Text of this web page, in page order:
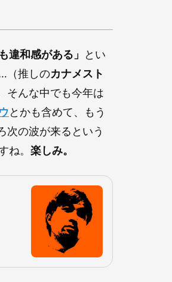
違和感がある」
とい
（推しのカナメスト
そんな中でも今年は
とかも含めて、もう
次の波が来るという
ね。 楽しみ。